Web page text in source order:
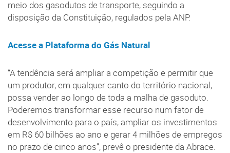
meio dos gasodutos de transporte, seguindo a
disposição da Constituição, regulados pela ANP.
Acesse a Plataforma do Gás Natural
“A tendência será ampliar a competição e permitir que
um produtor, em qualquer canto do território nacional,
possa vender ao longo de toda a malha de gasoduto.
Poderemos transformar esse recurso num fator de
desenvolvimento para o país, ampliar os investimentos
em R$ 60 bilhões ao ano e gerar 4 milhões de empregos
no prazo de cinco anos”, prevê o presidente da Abrace.